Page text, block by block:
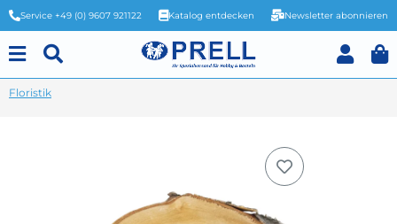
Service +49 (0) 9607 921122 Katalog entdecken Newsletter abonnieren
Floristik